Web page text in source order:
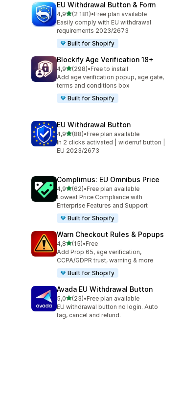
EU Withdrawal Button & Form
4,9z 5 hvězd
(2 181)
Celkový počet recenzí: 2181
•Free plan available
Easily comply with EU withdrawal
requirements 2023/2673
Built for Shopify
Blockify Age Verification 18+
4,9z 5 hvězd
(298)
Celkový počet recenzí: 298
•Free to install
Add age verification popup, age gate,
terms and conditions box
Built for Shopify
EU Withdrawal Button
4,9z 5 hvězd
(88)
Celkový počet recenzí: 88
•Free plan available
In 2 clicks activated | widerruf button |
EU 2023/2673
Complimus: EU Omnibus Price
4,9z 5 hvězd
(62)
Celkový počet recenzí: 62
•Free plan available
Lowest Price Compliance with
Enterprise Features and Support
Built for Shopify
Warn Checkout Rules & Popups
4,8z 5 hvězd
(15)
Celkový počet recenzí: 15
•Free
Add Prop 65, age verification,
CCPA/GDPR trust, warning & more
Built for Shopify
Avada EU Withdrawal Button
5,0z 5 hvězd
(23)
Celkový počet recenzí: 23
•Free plan available
EU withdrawal button no login. Auto
tag, cancel and refund.